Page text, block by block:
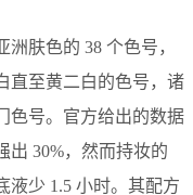
洲肤色的 38 个色号，
直至黄二白的色号，诸
色号。官方给出的数据
出 30%，然而持妆的
液少 1.5 小时。其配方